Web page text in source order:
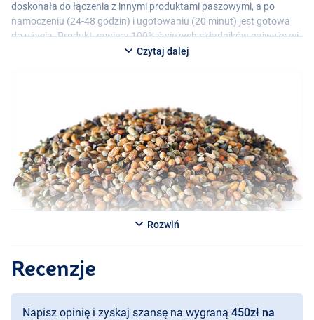
doskonała do łączenia z innymi produktami paszowymi, a po
namoczeniu (24-48 godzin) i ugotowaniu (20 minut) jest gotowa
do użycia. Produkt zawiera 100% świeżych składników najwyższej
Czytaj dalej
Rozwiń
Recenzje
Napisz opinię i zyskaj szansę na wygraną 450zł na